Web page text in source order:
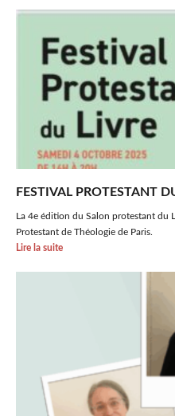
FESTIVAL PROTESTANT
La 4e édition du Salon protestant du
Protestant de Théologie de Paris.
Lire la suite